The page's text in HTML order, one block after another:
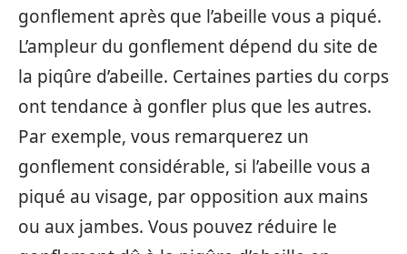
gonflement après que l’abeille vous a piqué.
L’ampleur du gonflement dépend du site de
la piqûre d’abeille. Certaines parties du corps
ont tendance à gonfler plus que les autres.
Par exemple, vous remarquerez un
gonflement considérable, si l’abeille vous a
piqué au visage, par opposition aux mains
ou aux jambes. Vous pouvez réduire le